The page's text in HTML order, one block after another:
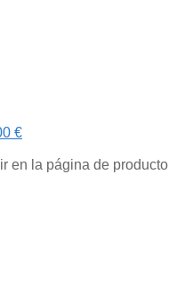
€
en la página de producto